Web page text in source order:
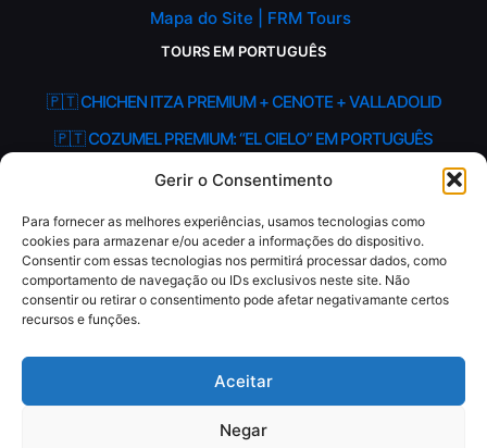
Gerir o Consentimento
Para fornecer as melhores experiências, usamos tecnologias como
cookies para armazenar e/ou aceder a informações do dispositivo.
Consentir com essas tecnologias nos permitirá processar dados, como
comportamento de navegação ou IDs exclusivos neste site. Não
consentir ou retirar o consentimento pode afetar negativamante certos
recursos e funções.
Aceitar
Negar
Mapa do Site | FRM Tours
TOURS EM PORTUGUÊS
🇵🇹 CHICHEN ITZA PREMIUM + CENOTE + VALLADOLID
🇵🇹 COZUMEL PREMIUM: “EL CIELO” EM PORTUGUÊS
🇵🇹 HOLBOX – ILHA SELVAGEM PREMIUM EM PORTUGUÊS
© 2018 - 2026FRM Tours(Férias na Riviera Maya), por
| Todos os direitos reservados
RNAVT (Portugal): 8496